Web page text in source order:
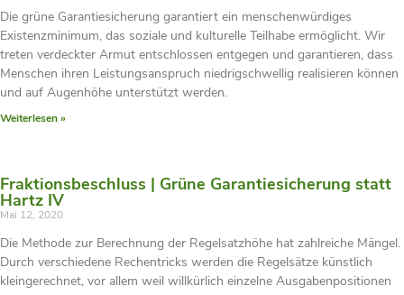
Die grüne Garantiesicherung garantiert ein menschenwürdiges
Existenzminimum, das soziale und kulturelle Teilhabe ermöglicht. Wir
treten verdeckter Armut entschlossen entgegen und garantieren, dass
Menschen ihren Leistungsanspruch niedrigschwellig realisieren können
und auf Augenhöhe unterstützt werden.
Weiterlesen »
Fraktionsbeschluss | Grüne Garantiesicherung statt
Hartz IV
Mai 12, 2020
Die Methode zur Berechnung der Regelsatzhöhe hat zahlreiche Mängel.
Durch verschiedene Rechentricks werden die Regelsätze künstlich
kleingerechnet, vor allem weil willkürlich einzelne Ausgabenpositionen